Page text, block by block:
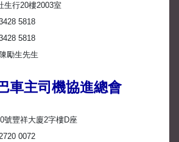
生行20樓2003室
5818
5818
陳勵生先生
車主司機協進總會
號豐祥大廈2字樓D座
0072